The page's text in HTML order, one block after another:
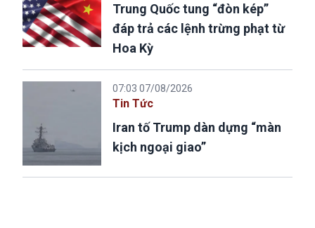
Trung Quốc tung “đòn kép”
đáp trả các lệnh trừng phạt từ
Hoa Kỳ
07:03 07/08/2026
Tin Tức
Iran tố Trump dàn dựng “màn
kịch ngoại giao”